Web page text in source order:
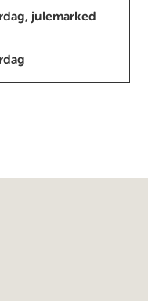
julemarked